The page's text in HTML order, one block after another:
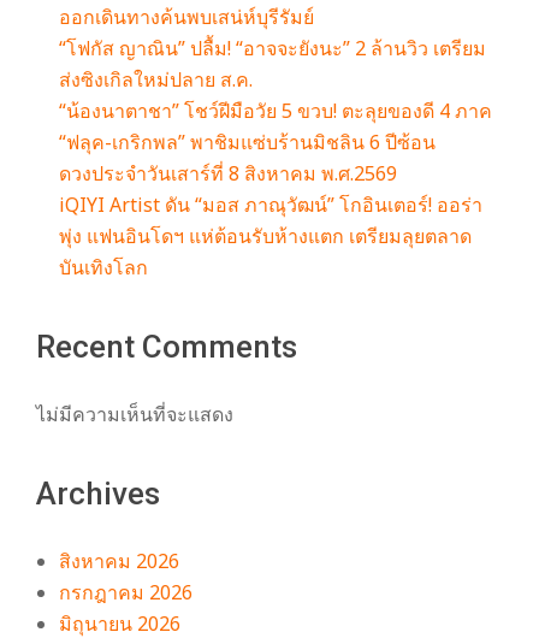
ออกเดินทางค้นพบเสน่ห์บุรีรัมย์
“โฟกัส ญาณิน” ปลื้ม! “อาจจะยังนะ” 2 ล้านวิว เตรียม
ส่งซิงเกิลใหม่ปลาย ส.ค.
“น้องนาตาชา” โชว์ฝีมือวัย 5 ขวบ! ตะลุยของดี 4 ภาค
“ฟลุค-เกริกพล” พาชิมแซ่บร้านมิชลิน 6 ปีซ้อน
ดวงประจำวันเสาร์ที่ 8 สิงหาคม พ.ศ.2569
iQIYI Artist ดัน “มอส ภาณุวัฒน์” โกอินเตอร์! ออร่า
พุ่ง แฟนอินโดฯ แห่ต้อนรับห้างแตก เตรียมลุยตลาด
บันเทิงโลก
Recent Comments
ไม่มีความเห็นที่จะแสดง
Archives
สิงหาคม 2026
กรกฎาคม 2026
มิถุนายน 2026